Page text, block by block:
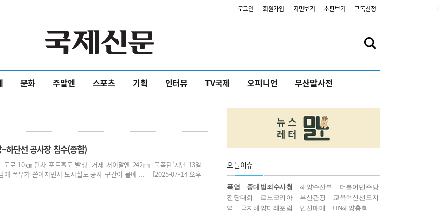
로그인 회원가입 지면보기 초판보기 구독신청
문화 주말엔 스포츠 기획 인터뷰 TV국제 오피니언 부산말사전
하단선 공사장 침수(종합)
로 10㎝ 단차 포트홀도 발생- 거제 서이말엔 242㎜ ‘물폭탄’지난 13일
에 폭우가 쏟아지면서 도시철도 공사 구간이 물에 ... [2025-07-14 오후
오늘이슈
폭염 중대범죄수사청 해양수산부
더불어민주당
전당대회
르노코리아 부산관광
교육혁신선도지
역
극지해양미래포럼 인신매매 UN해양총회